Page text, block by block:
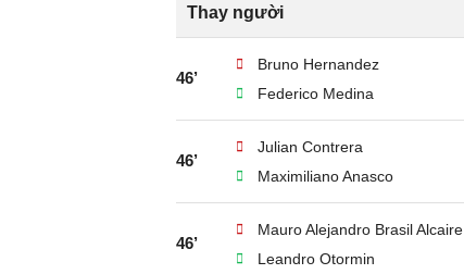
Thay người
46’
Bruno Hernandez
Federico Medina
46’
Julian Contrera
Maximiliano Anasco
46’
Mauro Alejandro Brasil Alcaire
Leandro Otormin